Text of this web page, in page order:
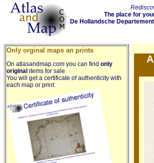
The place for
De Hollandsche
Only orginal maps an prints
On atlasandmap.com you can find only
original items for sale
You will get a certificate of authenticity with
each map or print: